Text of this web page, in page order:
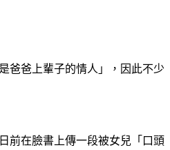
爸爸上輩子的情人」，因此不少
前在臉書上傳一段被女兒「口頭